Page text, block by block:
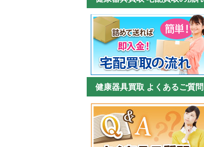
健康器具買取 よくあるご質問